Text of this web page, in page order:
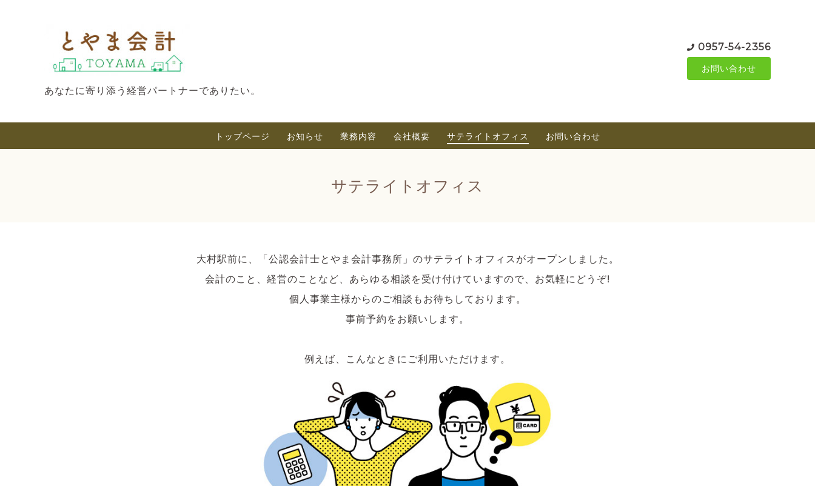
あなたに寄り添う経営パートナーでありたい。
0957-54-2356
お問い合わせ
トップページ お知らせ 業務内容 会社概要 サテライトオフィス お問い合わせ
サテライトオフィス
大村駅前に、「公認会計士とやま会計事務所」のサテライトオフィスがオープンしました。
会計のこと、経営のことなど、あらゆる相談を受け付けていますので、お気軽にどうぞ!
個人事業主様からのご相談もお待ちしております。
事前予約をお願いします。
例えば、こんなときにご利用いただけます。